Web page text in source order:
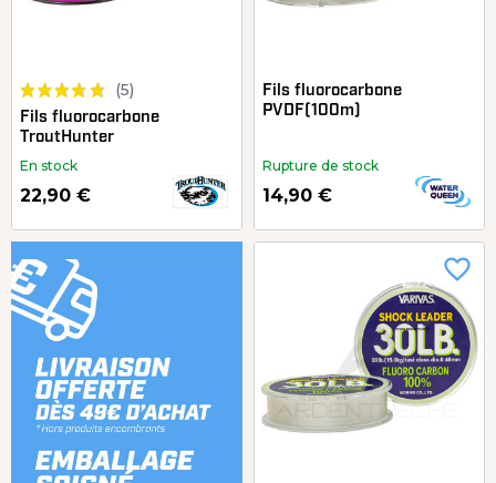
(5)
Fils fluorocarbone
TroutHunter
En stock
22,90 €
Fils fluorocarbone
PVDF(100m)
Rupture de stock
14,90 €
favorite_border